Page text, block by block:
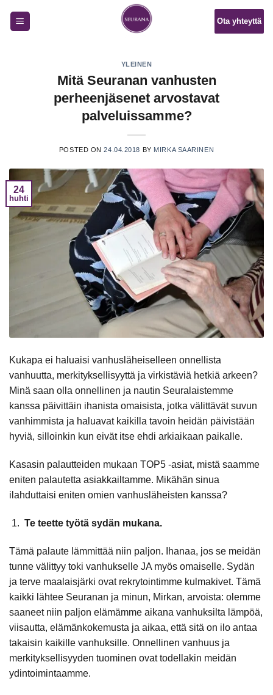
Ota yhteyttä
YLEINEN
Mitä Seuranan vanhusten
perheenjäsenet arvostavat
palveluissamme?
POSTED ON24.04.2018 BY MIRKA SAARINEN
24
huhti
Kukapa ei haluaisi vanhusläheiselleen onnellista
vanhuutta, merkityksellisyyttä ja virkistäviä hetkiä arkeen?
Minä saan olla onnellinen ja nautin Seuralaistemme
kanssa päivittäin ihanista omaisista, jotka välittävät suvun
vanhimmista ja haluavat kaikilla tavoin heidän päivistään
hyviä, silloinkin kun eivät itse ehdi arkiaikaan paikalle.
Kasasin palautteiden mukaan TOP5 -asiat, mistä saamme
eniten palautetta asiakkailtamme. Mikähän sinua
ilahduttaisi eniten omien vanhusläheisten kanssa?
Te teette työtä sydän mukana.
Tämä palaute lämmittää niin paljon. Ihanaa, jos se meidän
tunne välittyy toki vanhukselle JA myös omaiselle. Sydän
ja terve maalaisjärki ovat rekrytointimme kulmakivet. Tämä
kaikki lähtee Seuranan ja minun, Mirkan, arvoista: olemme
saaneet niin paljon elämämme aikana vanhuksilta lämpöä,
viisautta, elämänkokemusta ja aikaa, että sitä on ilo antaa
takaisin kaikille vanhuksille. Onnellinen vanhuus ja
merkityksellisyyden tuominen ovat todellakin meidän
ydintoimintaamme.